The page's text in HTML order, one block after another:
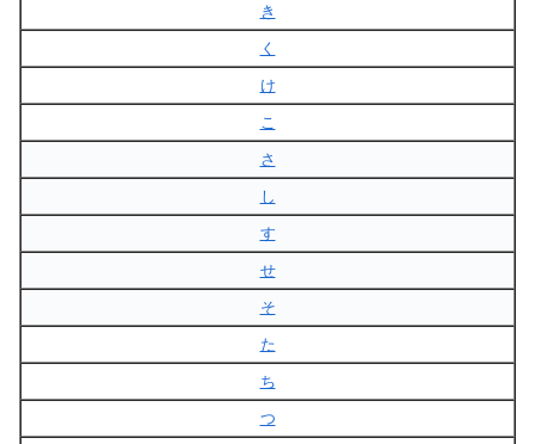
き
く
け
こ
さ
し
す
せ
そ
た
ち
つ